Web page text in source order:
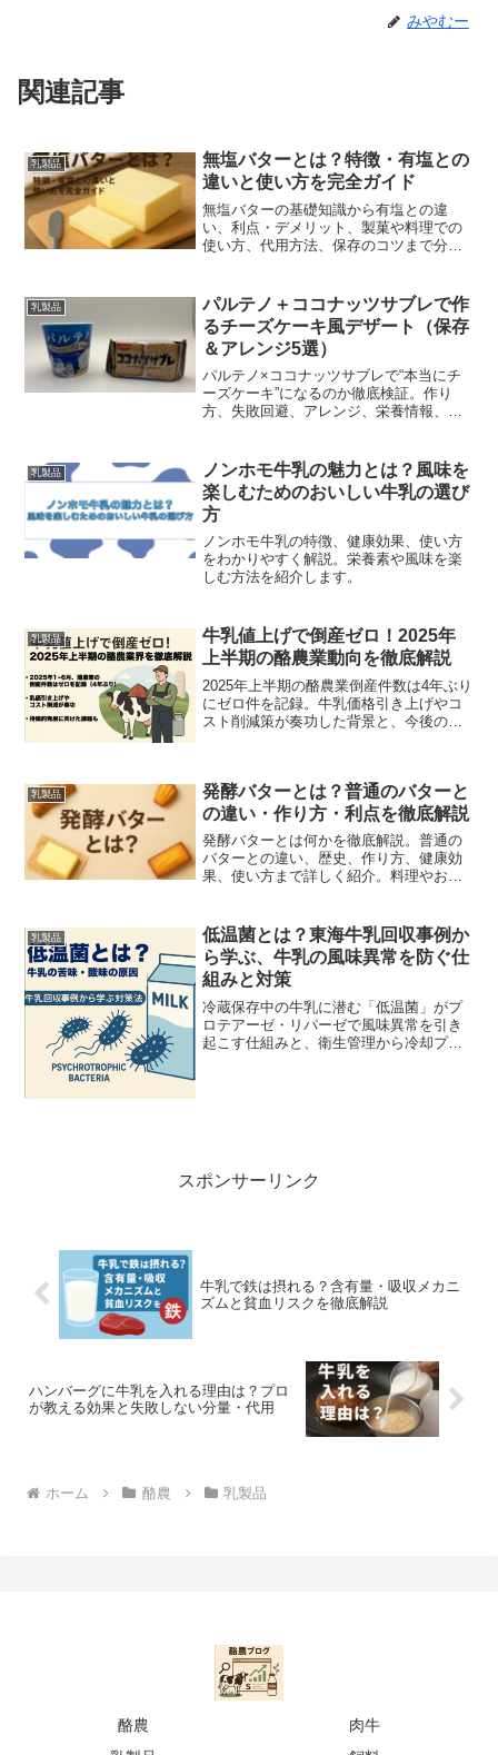
みやむー
関連記事
乳製品
無塩バターとは？特徴・有塩との
違いと使い方を完全ガイド
無塩バターの基礎知識から有塩との違
い、利点・デメリット、製菓や料理での
使い方、代用方法、保存のコツまで分か
乳製品
パルテノ＋ココナッツサブレで作
るチーズケーキ風デザート（保存
＆アレンジ5選）
パルテノ×ココナッツサブレで“本当にチ
ーズケーキ”になるのか徹底検証。作り
方、失敗回避、アレンジ、栄養情報、売
乳製品
ノンホモ牛乳の魅力とは？風味を
楽しむためのおいしい牛乳の選び
方
ノンホモ牛乳の特徴、健康効果、使い方
をわかりやすく解説。栄養素や風味を楽
しむ方法を紹介します。
乳製品
牛乳値上げで倒産ゼロ！2025年
上半期の酪農業動向を徹底解説
2025年上半期の酪農業倒産件数は4年ぶり
にゼロ件を記録。牛乳価格引き上げやコ
スト削減策が奏功した背景と、今後の課
乳製品
発酵バターとは？普通のバターと
の違い・作り方・利点を徹底解説
発酵バターとは何かを徹底解説。普通の
バターとの違い、歴史、作り方、健康効
果、使い方まで詳しく紹介。料理やお菓
乳製品
低温菌とは？東海牛乳回収事例か
ら学ぶ、牛乳の風味異常を防ぐ仕
組みと対策
冷蔵保存中の牛乳に潜む「低温菌」がプ
ロテアーゼ・リパーゼで風味異常を引き
起こす仕組みと、衛生管理から冷却プロ
スポンサーリンク
牛乳で鉄は摂れる？含有量・吸収メカニ
ズムと貧血リスクを徹底解説
ハンバーグに牛乳を入れる理由は？プロ
が教える効果と失敗しない分量・代用
ホーム 酪農 乳製品
酪農
肉牛